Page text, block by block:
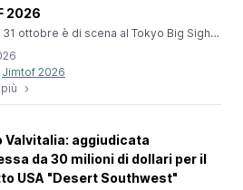
interno, trainata dalla ripresa della
ma, nonostan
2026
31 ottobre è di scena al Tokyo Big Sight
di JIMTOF, esposizione
dedicata al settore delle macchine
tra le principali fiere
di tecnologia a livello mondiale.Su
di 118.540mq saranno presenti
e 219 internazionali, suddivisi per
di pro
Jimtof 2026
Valvitalia: aggiudicata
da 30 milioni di dollari per il
USA "Desert Southwest"